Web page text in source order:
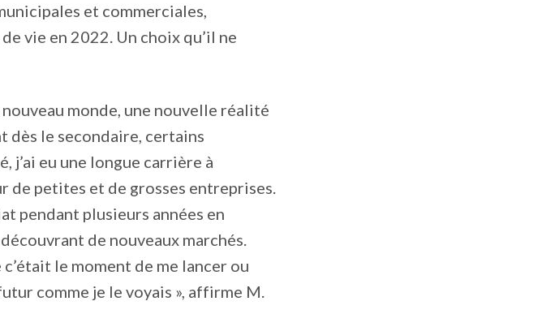
et commerciales,
vie en 2022. Un choix qu’il ne
monde, une nouvelle réalité
dès le secondaire, certains
j’ai eu une longue carrière à
de petites et de grosses entreprises.
pendant plusieurs années en
de nouveaux marchés.
le moment de me lancer ou
comme je le voyais », affirme M.